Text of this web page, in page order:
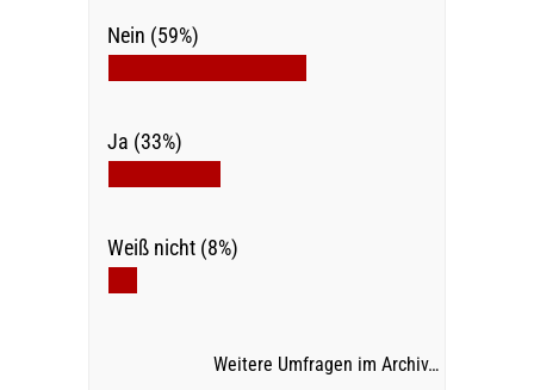
Nein (59%)
Ja (33%)
Weiß nicht (8%)
Weitere Umfragen im Archiv…